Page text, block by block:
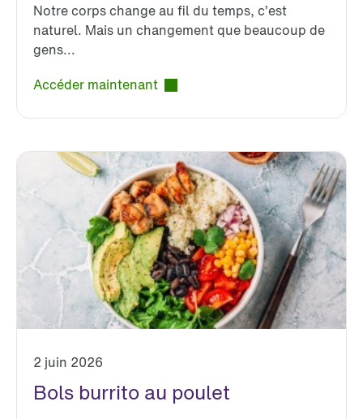
Notre corps change au fil du temps, c’est
naturel. Mais un changement que beaucoup de
gens...
Accéder maintenant
2 juin 2026
Bols burrito au poulet